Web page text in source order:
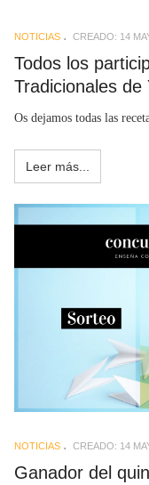
NOTICIAS CREADO: 14
Todos los
Tradicionales de
Os dejamos todas las
Leer más...
NOTICIAS CREADO: 14
Ganador del